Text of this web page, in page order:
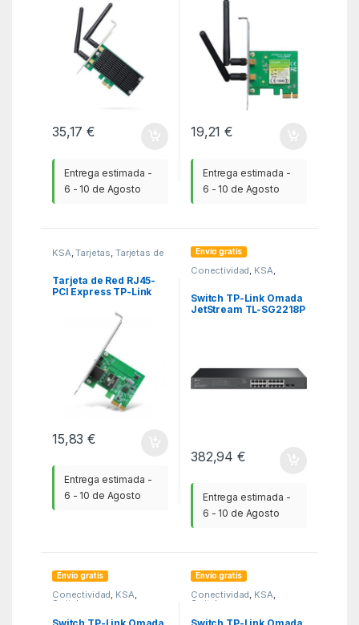
Archer T4E/
1200Mbps/ 2.4/5GHz
35,17€
Entrega estimada -
6 - 10 de Agosto
WN881ND/ 300Mbps/
19,21€
Entrega estimada -
6 - 10 de Agosto
KSA,Tarjetas, Tarjetas de
Tarjeta de Red RJ45-
PCI Express TP-Link
15,83€
Entrega estimada -
6 - 10 de Agosto
Envío gratis
Conectividad, KSA,
Switch TP-Link Omada
JetStream TL-SG2218P
382,94€
Entrega estimada -
6 - 10 de Agosto
Envío gratis
Conectividad, KSA,
Switchs
Envío gratis
Conectividad, KSA,
Switchs